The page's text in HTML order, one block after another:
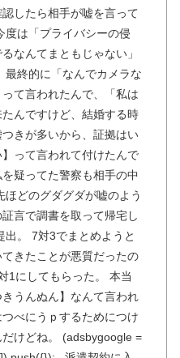
したら相手が嘘を言って
度は「プライバシーの侵
なんてまともじゃない」
最終的に「なんでカメラな
て言われたんで、「私は
んですけど、結婚する時
きが多いから、証拠はい
って言われて付けたんで
疑ってた警察も相手の中
どのグダグダが嘘のよう
言で調書を取って帰宅し
出。 7対3でまとめようと
きたことが悪質だったの
1にしてもらった。 本当
うんぬん】なんて言われ
べにうｐするためにつけ
けどね。 (adsbygoogle =